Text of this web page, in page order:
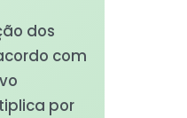
dos
com
por